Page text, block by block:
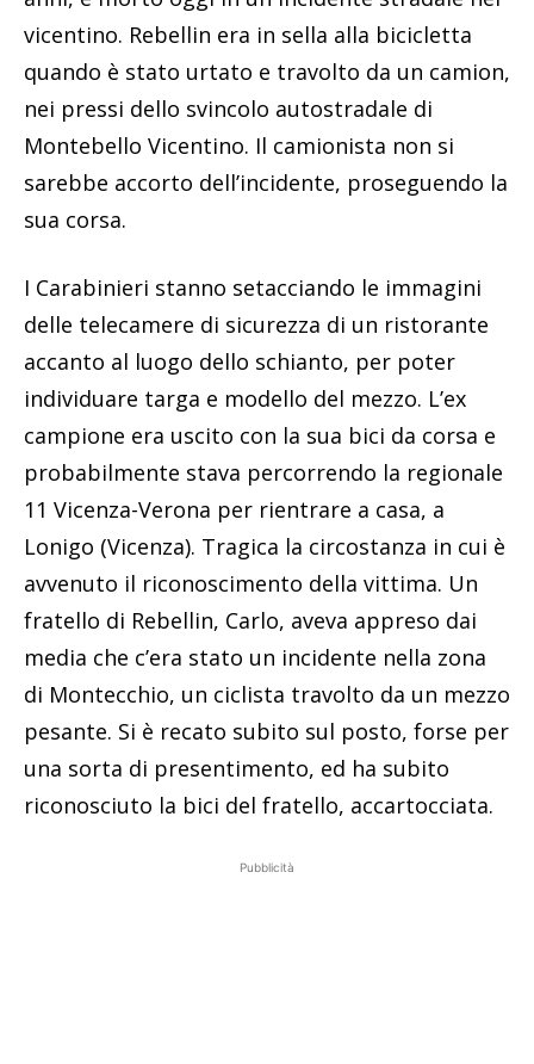
vicentino. Rebellin era in sella alla bicicletta
quando è stato urtato e travolto da un camion,
nei pressi dello svincolo autostradale di
Montebello Vicentino. Il camionista non si
sarebbe accorto dell’incidente, proseguendo la
sua corsa.
I Carabinieri stanno setacciando le immagini
delle telecamere di sicurezza di un ristorante
accanto al luogo dello schianto, per poter
individuare targa e modello del mezzo. L’ex
campione era uscito con la sua bici da corsa e
probabilmente stava percorrendo la regionale
11 Vicenza-Verona per rientrare a casa, a
Lonigo (Vicenza). Tragica la circostanza in cui è
avvenuto il riconoscimento della vittima. Un
fratello di Rebellin, Carlo, aveva appreso dai
media che c’era stato un incidente nella zona
di Montecchio, un ciclista travolto da un mezzo
pesante. Si è recato subito sul posto, forse per
una sorta di presentimento, ed ha subito
riconosciuto la bici del fratello, accartocciata.
Pubblicità